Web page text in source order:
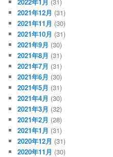
2021年12月 (31)
2021年11月 (30)
2021年10月 (31)
2021年9月 (30)
2021年8月 (31)
2021年7月 (31)
2021年6月 (30)
2021年5月 (31)
2021年4月 (30)
2021年3月 (32)
2021年2月 (28)
2021年1月 (31)
2020年12月 (31)
2020年11月 (30)